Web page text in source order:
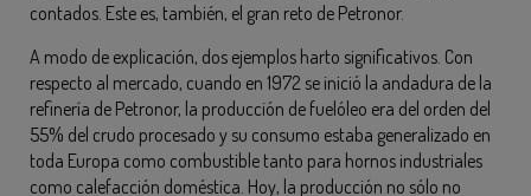
contados. Este es, también, el gran reto de Petronor.
A modo de explicación, dos ejemplos harto significativos. Con
respecto al mercado, cuando en 1972 se inició la andadura de la
refinería de Petronor, la producción de fuelóleo era del orden del
55% del crudo procesado y su consumo estaba generalizado en
toda Europa como combustible tanto para hornos industriales
como calefacción doméstica. Hoy, la producción no sólo no